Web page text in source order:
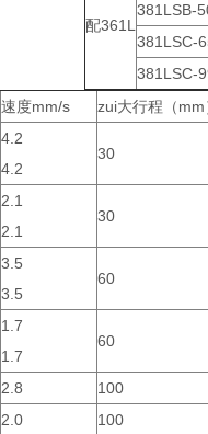
配361L
381LSB-
381LSC-
381LSC-
速度mm/s
zui大行程（mm
4.2
4.2
30
2.1
2.1
30
3.5
3.5
60
1.7
1.7
60
2.8
100
2.0
100